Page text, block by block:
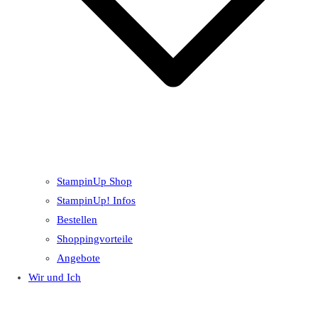
StampinUp Shop
StampinUp! Infos
Bestellen
Shoppingvorteile
Angebote
Wir und Ich